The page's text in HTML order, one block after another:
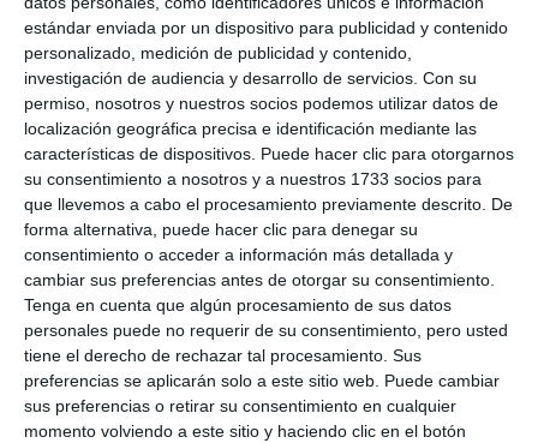
estándar enviada por un dispositivo para publicidad y contenido
personalizado, medición de publicidad y contenido,
investigación de audiencia y desarrollo de servicios. Con su
permiso, nosotros y nuestros socios podemos utilizar datos de
localización geográfica precisa e identificación mediante las
características de dispositivos. Puede hacer clic para otorgarnos
su consentimiento a nosotros y a nuestros 1733 socios para
que llevemos a cabo el procesamiento previamente descrito. De
forma alternativa, puede hacer clic para denegar su
consentimiento o acceder a información más detallada y
cambiar sus preferencias antes de otorgar su consentimiento.
Tenga en cuenta que algún procesamiento de sus datos
personales puede no requerir de su consentimiento, pero usted
tiene el derecho de rechazar tal procesamiento. Sus
preferencias se aplicarán solo a este sitio web. Puede cambiar
sus preferencias o retirar su consentimiento en cualquier
momento volviendo a este sitio y haciendo clic en el botón